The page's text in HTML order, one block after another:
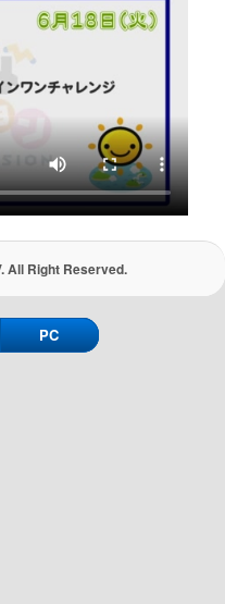
All Right Reserved.
PC